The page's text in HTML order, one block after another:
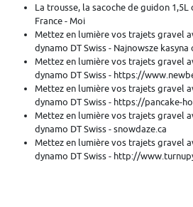
La trousse, la sacoche de guidon
France - Moi
Mettez en lumière vos trajets gravel
dynamo DT Swiss - Najnowsze kasyna
Mettez en lumière vos trajets gravel
dynamo DT Swiss - https://
Mettez en lumière vos trajets gravel
dynamo DT Swiss - https://pancake-
Mettez en lumière vos trajets gravel
dynamo DT Swiss - snowdaze.ca
Mettez en lumière vos trajets gravel
dynamo DT Swiss - http://